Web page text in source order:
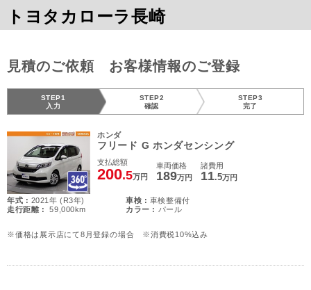
トヨタカローラ長崎
見積のご依頼 お客様情報のご登録
STEP1
入力
STEP2
確認
STEP3
完了
ホンダ
フリード G ホンダセンシング
支払総額
200.5万円
車両価格
189万円
諸費用
11.5万円
年式 : 2021年 (R3年) 車検 : 車検整備付
走行距離 :
59,000km カラー : パール
※価格は展示店にて8月登録の場合 ※消費税10%込み